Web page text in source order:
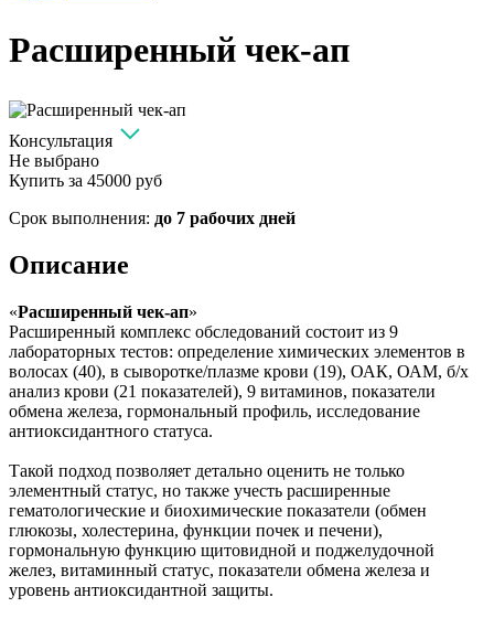
Расширенный чек-ап
Консультация
Не выбрано
Купить за 45000 руб
Срок выполнения: до 7 рабочих дней
Описание
«Расширенный чек-ап»
Расширенный комплекс обследований состоит из 9
лабораторных тестов: определение химических элементов в
волосах (40), в сыворотке/плазме крови (19), ОАК, ОАМ, б/х
анализ крови (21 показателей), 9 витаминов, показатели
обмена железа, гормональный профиль, исследование
антиоксидантного статуса.
Такой подход позволяет детально оценить не только
элементный статус, но также учесть расширенные
гематологические и биохимические показатели (обмен
глюкозы, холестерина, функции почек и печени),
гормональную функцию щитовидной и поджелудочной
желез, витаминный статус, показатели обмена железа и
уровень антиоксидантной защиты.